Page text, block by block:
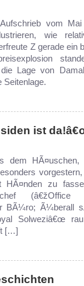
vom
wie
Z gerade ein
Lage von
Seitenlage.
ist
dem
HÃ¤nden zu
BÃ¼ro; Ã¼berall
Solweziâ€œ
[…]